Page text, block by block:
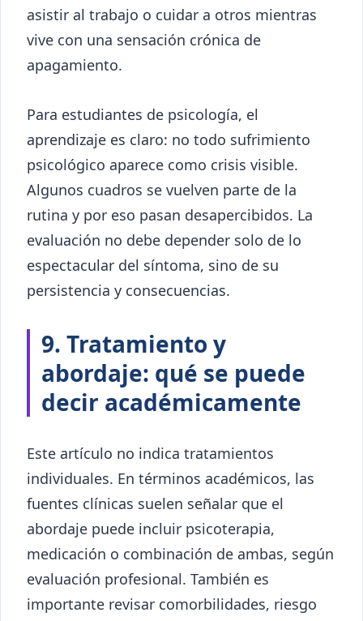
asistir al trabajo o cuidar a otros mientras
vive con una sensación crónica de
apagamiento.
Para estudiantes de psicología, el
aprendizaje es claro: no todo sufrimiento
psicológico aparece como crisis visible.
Algunos cuadros se vuelven parte de la
rutina y por eso pasan desapercibidos. La
evaluación no debe depender solo de lo
espectacular del síntoma, sino de su
persistencia y consecuencias.
9. Tratamiento y
abordaje: qué se puede
decir académicamente
Este artículo no indica tratamientos
individuales. En términos académicos, las
fuentes clínicas suelen señalar que el
abordaje puede incluir psicoterapia,
medicación o combinación de ambas, según
evaluación profesional. También es
importante revisar comorbilidades, riesgo